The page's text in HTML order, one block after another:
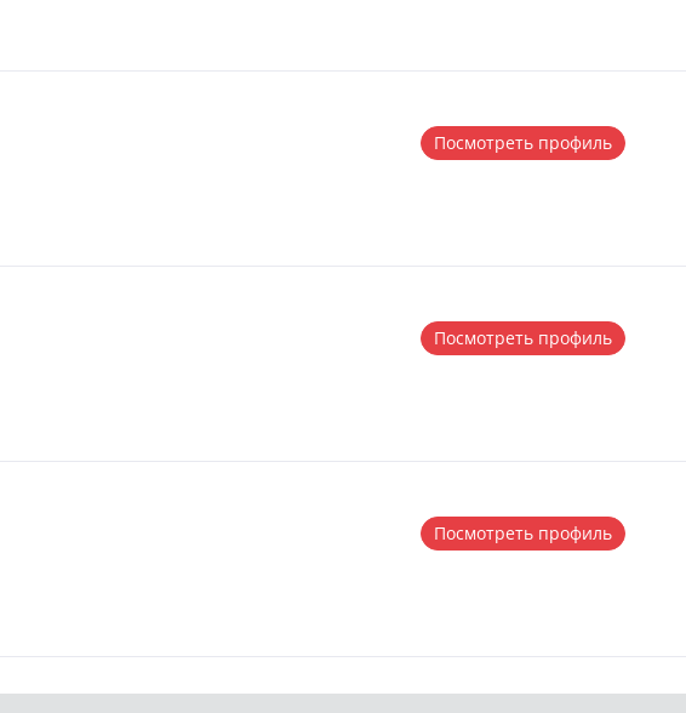
Посмотреть профиль
Посмотреть профиль
Посмотреть профиль